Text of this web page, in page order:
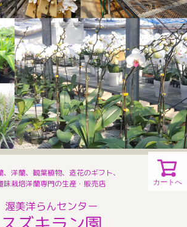
カートへ
、洋蘭、観葉植物、造花のギフト、
味栽培洋蘭専門の生産・販売店
渥美洋らんセンター